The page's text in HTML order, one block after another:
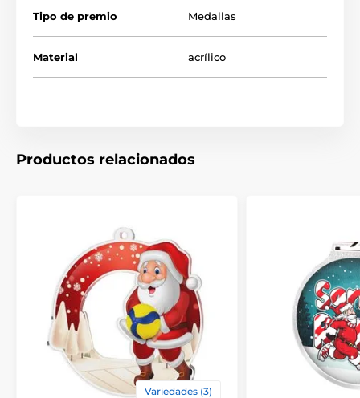
Medallas de Navidad Navidad
Tipo de premio Medallas
Material acrílico
Productos relacionados
Variedades (3)